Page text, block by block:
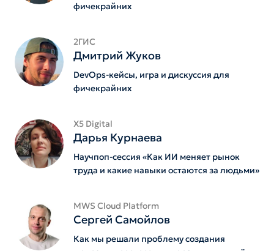
фичекрайних
2ГИС
Дмитрий Жуков
DevOps-кейсы, игра и дискуссия для
фичекрайних
Х5 Digital
Дарья Курнаева
Научпоп-сессия «Как ИИ меняет рынок
труда и какие навыки остаются за людьми»
MWS Cloud Platform
Сергей Самойлов
Как мы решали проблему создания